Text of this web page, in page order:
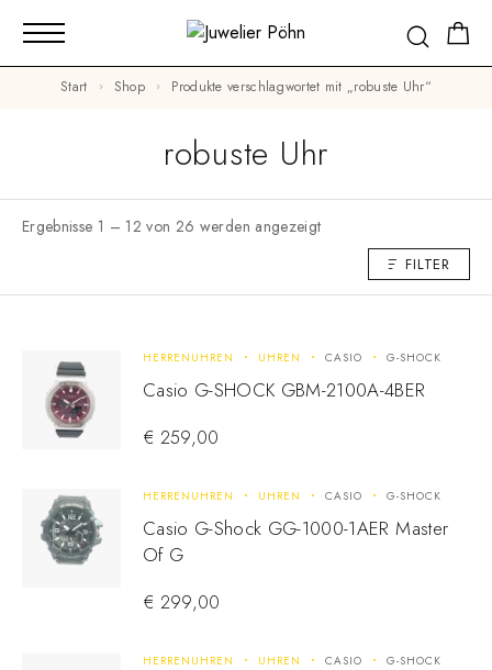
Start Shop Produkte verschlagwortet mit „robuste Uhr“
robuste Uhr
Ergebnisse 1 – 12 von 26 werden angezeigt
FILTER
HERRENUHREN UHREN CASIO G-SHOCK
Casio G-SHOCK GBM-2100A-4BER
€ 259,00
HERRENUHREN UHREN CASIO G-SHOCK
Casio G-Shock GG-1000-1AER Master
Of G
€ 299,00
HERRENUHREN UHREN CASIO G-SHOCK